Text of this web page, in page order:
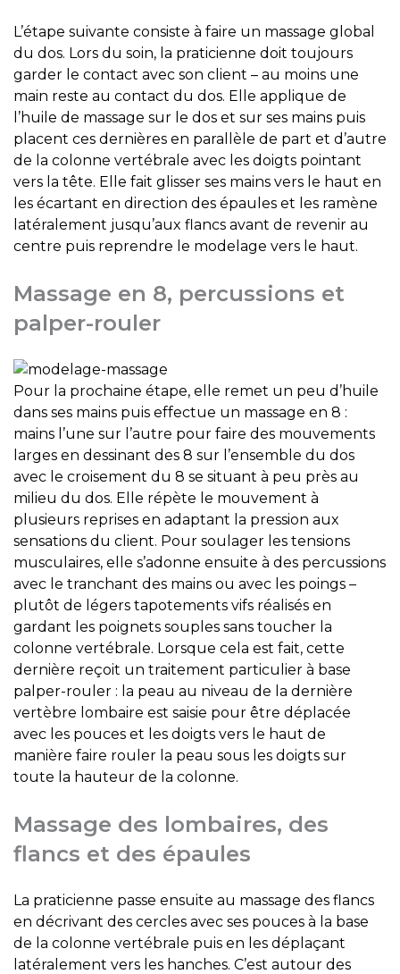
L’étape suivante consiste à faire un massage global
du dos. Lors du soin, la praticienne doit toujours
garder le contact avec son client – au moins une
main reste au contact du dos. Elle applique de
l’huile de massage sur le dos et sur ses mains puis
placent ces dernières en parallèle de part et d’autre
de la colonne vertébrale avec les doigts pointant
vers la tête. Elle fait glisser ses mains vers le haut en
les écartant en direction des épaules et les ramène
latéralement jusqu’aux flancs avant de revenir au
centre puis reprendre le modelage vers le haut.
Massage en 8, percussions et
palper-rouler
Pour la prochaine étape, elle remet un peu d’huile
dans ses mains puis effectue un massage en 8 :
mains l’une sur l’autre pour faire des mouvements
larges en dessinant des 8 sur l’ensemble du dos
avec le croisement du 8 se situant à peu près au
milieu du dos. Elle répète le mouvement à
plusieurs reprises en adaptant la pression aux
sensations du client. Pour soulager les tensions
musculaires, elle s’adonne ensuite à des percussions
avec le tranchant des mains ou avec les poings –
plutôt de légers tapotements vifs réalisés en
gardant les poignets souples sans toucher la
colonne vertébrale. Lorsque cela est fait, cette
dernière reçoit un traitement particulier à base
palper-rouler : la peau au niveau de la dernière
vertèbre lombaire est saisie pour être déplacée
avec les pouces et les doigts vers le haut de
manière faire rouler la peau sous les doigts sur
toute la hauteur de la colonne.
Massage des lombaires, des
flancs et des épaules
La praticienne passe ensuite au massage des flancs
en décrivant des cercles avec ses pouces à la base
de la colonne vertébrale puis en les déplaçant
latéralement vers les hanches. C’est autour des